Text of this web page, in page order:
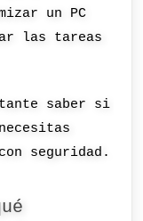
un PC
las tareas
saber si
seguridad.